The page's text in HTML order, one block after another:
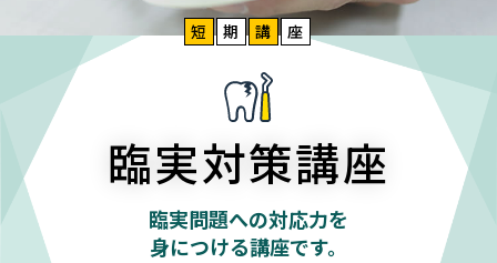
短 期 講 座
臨実対策講座
臨実問題への対応力を
身につける講座です。